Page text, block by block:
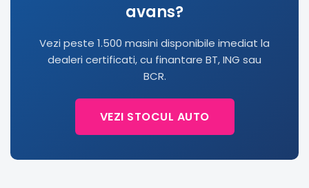
avans?
Vezi peste 1.500 masini disponibile imediat la
dealeri certificati, cu finantare BT, ING sau
BCR.
VEZI STOCUL AUTO